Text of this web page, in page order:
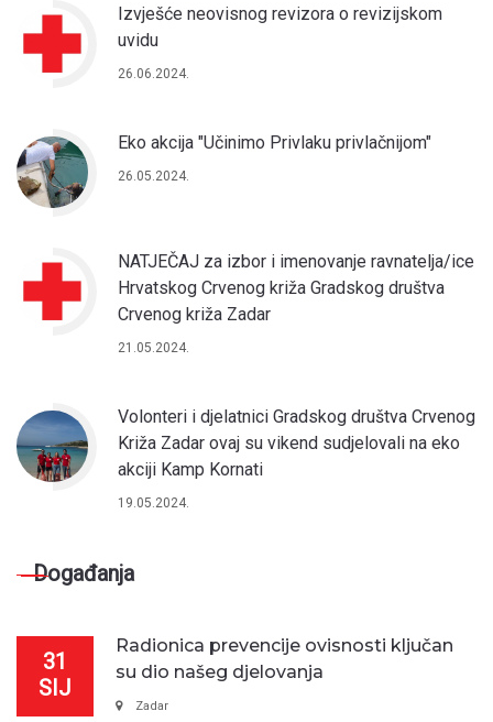
Izvješće neovisnog revizora o revizijskom
uvidu
26.06.2024.
Eko akcija "Učinimo Privlaku privlačnijom"
26.05.2024.
NATJEČAJ za izbor i imenovanje ravnatelja/ice
Hrvatskog Crvenog križa Gradskog društva
Crvenog križa Zadar
21.05.2024.
Volonteri i djelatnici Gradskog društva Crvenog
Križa Zadar ovaj su vikend sudjelovali na eko
akciji Kamp Kornati
19.05.2024.
Događanja
31
SIJ
Radionica prevencije ovisnosti ključan
su dio našeg djelovanja
Zadar